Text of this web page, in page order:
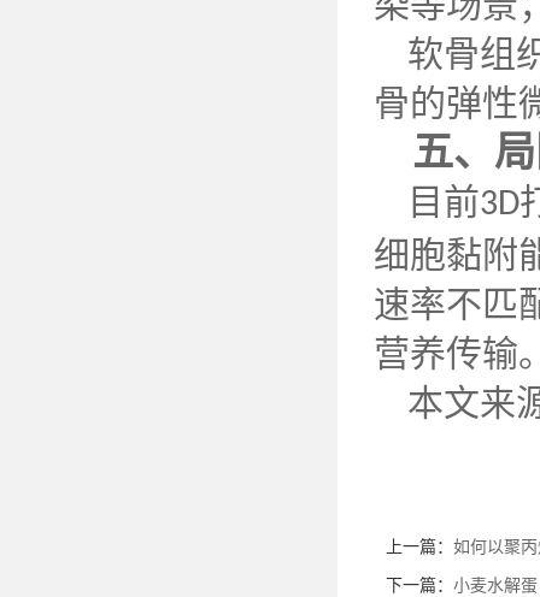
软骨组
骨的弹性
五、
目前3D
细胞黏附
速率不匹
营养传输
本文来
上一篇： 如何以聚
下一篇： 小麦水解